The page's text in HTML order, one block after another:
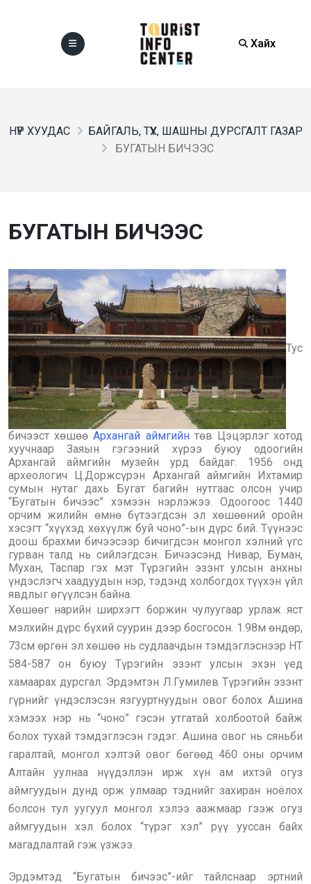
Хайх
НҮҮР ХУУДАС
БАЙГАЛЬ, ТҮҮХ, ШАШНЫ ДУРСГАЛТ ГАЗАР
БУГАТЫН БИЧЭЭС
БУГАТЫН БИЧЭЭС
Тус
бичээст хөшөөАрхангай аймгийнтөв Цэцэрлэг хотод
хуучнаар Заяын гэгээний хүрээ буюу одоогийн
Архангай аймгийн музейн урд байдаг. 1956 онд
археологич Ц.Доржсүрэн Архангай аймгийн Ихтамир
сумын нутаг дахь Бугат багийн нутгаас олсон учир
“Бугатын бичээс” хэмээн нэрлэжээ. Одоогоос 1440
орчим жилийн өмнө бүтээгдсэн эл хөшөөний оройн
хэсэгт “хүүхэд хөхүүлж буй чоно”-ын дүрс бий. Түүнээс
доош брахми бичээсээр бичигдсэн монгол хэлний үгс
гурван талд нь сийлэгдсэн. Бичээсэнд Нивар, Буман,
Мухан, Таспар гэх мэт Түрэгийн эзэнт улсын анхны
үндэслэгч хаадуудын нэр, тэдэнд холбогдох түүхэн үйл
явдлыг өгүүлсэн байна.
Хөшөөг нарийн ширхэгт боржин чулуугаар урлаж яст
мэлхийн дүрс бүхий суурин дээр босгосон. 1.98м өндөр,
73см өргөн эл хөшөө нь судлаачдын тэмдэглэснээр НТ
584-587 он буюу Түрэгийн эзэнт улсын эхэн үед
хамаарах дурсгал. Эрдэмтэн Л.Гумилев Түрэгийн эзэнт
гүрнийг үндэслэсэн язгууртнуудын овог болох Ашина
хэмээх нэр нь “чоно” гэсэн утгатай холбоотой байж
болох тухай тэмдэглэсэн гэдэг. Ашина овог нь сяньби
гаралтай, монгол хэлтэй овог бөгөөд 460 оны орчим
Алтайн уулнаа нүүдэллэн ирж хүн ам ихтэй огуз
аймгуудын дунд орж улмаар тэднийг захиран ноёлох
болсон тул уугуул монгол хэлээ аажмаар гээж огуз
аймгуудын хэл болох “түрэг хэл” рүү ууссан байх
магадлалтай гэж үзжээ.
Эрдэмтэд “Бугатын бичээс”-ийг тайлснаар эртний